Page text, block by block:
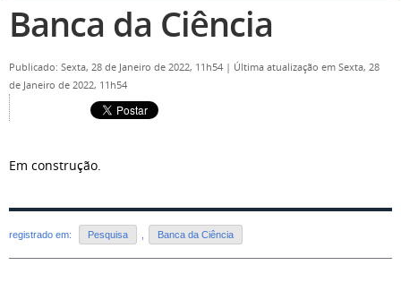
Banca da Ciência
Publicado: Sexta, 28 de Janeiro de 2022, 11h54 | Última atualização em Sexta, 28
de Janeiro de 2022, 11h54
Em construção.
registrado em: Pesquisa Banca da Ciência